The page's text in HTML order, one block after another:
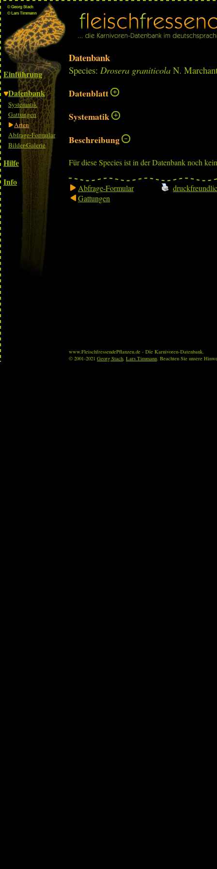
Einführung
Datenbank
Systematik
Gattungen
Arten
Abfrage-Formular
Bilder-Galerie
Hilfe
Info
Datenbank
Species: Drosera graniticola N.
Datenblatt
Systematik
Beschreibung
Für diese Species ist in der Datenbank noch
Abfrage-Formular
Gattungen
www.FleischfressendePflanzen.de - Die Karnivoren-Datenbank.
© 2001-2021 Georg Stach Lars Timmann . Beachten Sie unsere